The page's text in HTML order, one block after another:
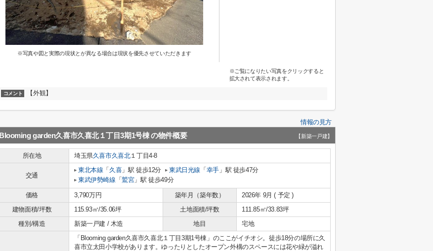
※写真や図と実際の現状とが異なる場合は現状を優先させていただきます
※ご覧になりたい写真をクリックすると
拡大されて表示されます。
コメント 【外観】
情報の見方
Blooming garden久喜市久喜北１丁目3期1号棟 の物件概要 【新築一戸建】
所在地 埼玉県久喜市久喜北１丁目4-8
交通
東北本線 「 久喜」駅 徒歩12分 東武日光線 「 幸手」駅 徒歩47分
東武伊勢崎線 「鷲宮」駅 徒歩49分
価格 3,790万円 築年月（築年数）
2026年 9月 ( 予定 )
建物面積/坪数
115.93㎡/35.06坪 土地面積/坪数
111.85㎡/33.83坪
種別/構造
新築一戸建 / 木造 地目 宅地
「Blooming garden久喜市久喜北１丁目3期1号棟」のここがイチオシ。徒歩18分の場所に久
喜市立太田小学校があります。ゆったりとしたオープン外構のスペースには花や緑が溢れ